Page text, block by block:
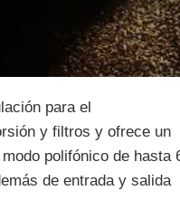
para el
y filtros y ofrece un
polifónico de hasta
de entrada y salida